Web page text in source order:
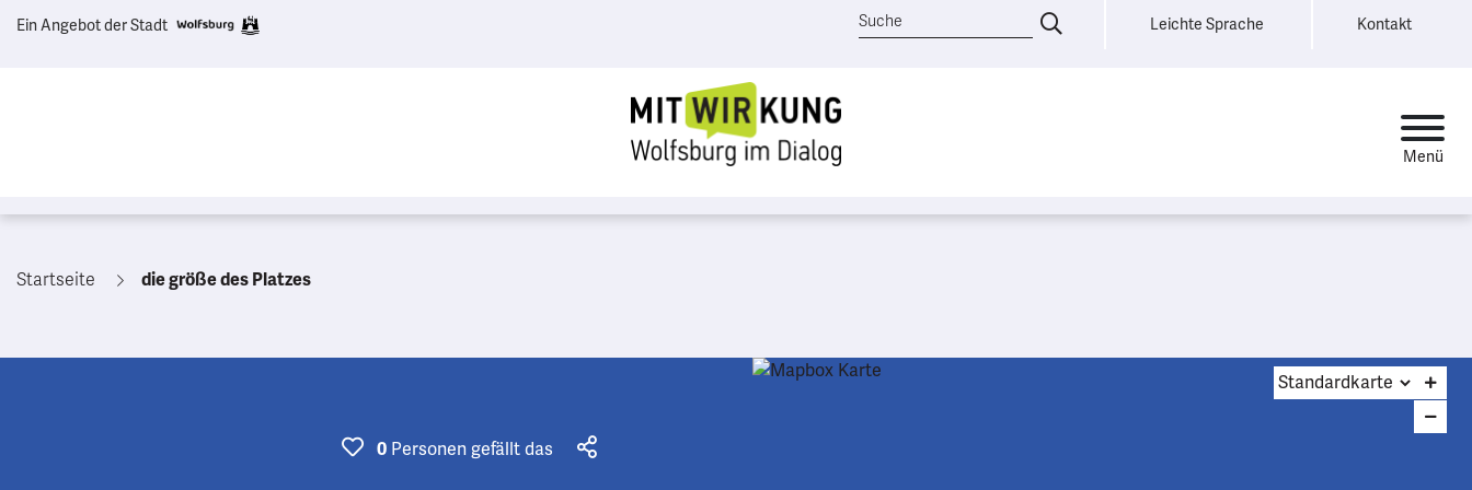
Ein Angebot der Stadt Leichte Sprache Kontakt
Startseite die größe des Platzes
0 Personen gefällt das